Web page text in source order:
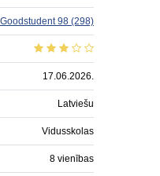
Goodstudent 98 (298)
17.06.2026.
Latviešu
Vidusskolas
8 vienības